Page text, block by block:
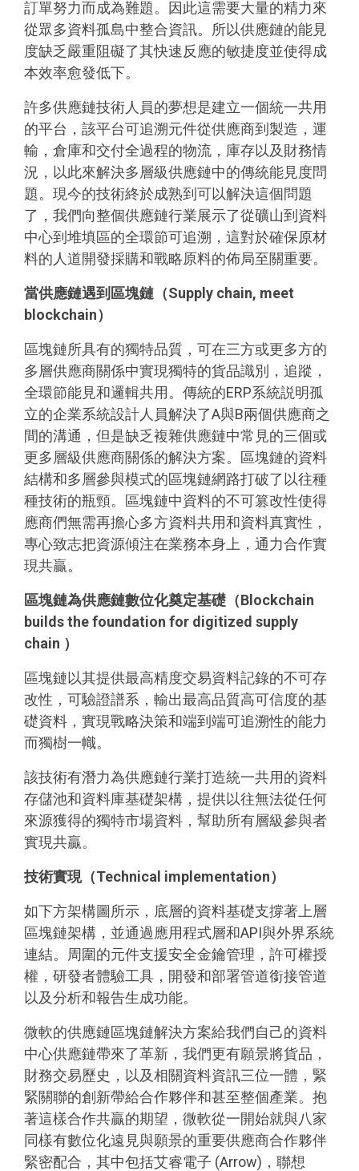
訂單努力而成為難題。因此這需要大量的精力來
從眾多資料孤島中整合資訊。所以供應鏈的能見
度缺乏嚴重阻礙了其快速反應的敏捷度並使得成
本效率愈發低下。
許多供應鏈技術人員的夢想是建立一個統一共用
的平台，該平台可追溯元件從供應商到製造，運
輸，倉庫和交付全過程的物流，庫存以及財務情
況，以此來解決多層級供應鏈中的傳統能見度問
題。現今的技術終於成熟到可以解決這個問題
了，我們向整個供應鏈行業展示了從礦山到資料
中心到堆填區的全環節可追溯，這對於確保原材
料的人道開發採購和戰略原料的佈局至關重要。
當供應鏈遇到區塊鏈（Supply chain, meet
blockchain）
區塊鏈所具有的獨特品質，可在三方或更多方的
多層供應商關係中實現獨特的貨品識別，追蹤，
全環節能見和邏輯共用。傳統的ERP系統説明孤
立的企業系統設計人員解決了A與B兩個供應商之
間的溝通，但是缺乏複雜供應鏈中常見的三個或
更多層級供應商關係的解決方案。區塊鏈的資料
結構和多層參與模式的區塊鏈網路打破了以往種
種技術的瓶頸。區塊鏈中資料的不可篡改性使得
應商們無需再擔心多方資料共用和資料真實性，
專心致志把資源傾注在業務本身上，通力合作實
現共贏。
區塊鏈為供應鏈數位化奠定基礎（Blockchain
builds the foundation for digitized supply
chain ）
區塊鏈以其提供最高精度交易資料記錄的不可存
改性，可驗證譜系，輸出最高品質高可信度的基
礎資料，實現戰略決策和端到端可追溯性的能力
而獨樹一幟。
該技術有潛力為供應鏈行業打造統一共用的資料
存儲池和資料庫基礎架構，提供以往無法從任何
來源獲得的獨特市場資料，幫助所有層級參與者
實現共贏。
技術實現（Technical implementation）
如下方架構圖所示，底層的資料基礎支撐著上層
區塊鏈架構，並通過應用程式層和API與外界系統
連結。周圍的元件支援安全金鑰管理，許可權授
權，研發者體驗工具，開發和部署管道銜接管道
以及分析和報告生成功能。
微軟的供應鏈區塊鏈解決方案給我們自己的資料
中心供應鏈帶來了革新，我們更有願景將貨品，
財務交易歷史，以及相關資料資訊三位一體，緊
緊關聯的創新帶給合作夥伴和甚至整個產業。抱
著這樣合作共贏的期望，微軟從一開始就與八家
同樣有數位化遠見與願景的重要供應商合作夥伴
緊密配合，其中包括艾睿電子 (Arrow)，聯想